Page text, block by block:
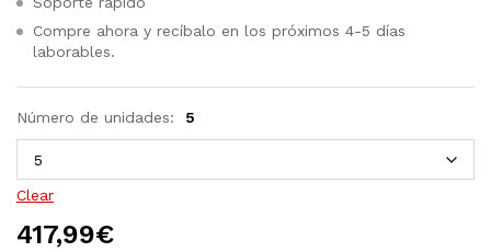
Compre ahora y recíbalo en los próximos 4-5 días
laborables.
Número de unidades: 5
Clear
417,99€